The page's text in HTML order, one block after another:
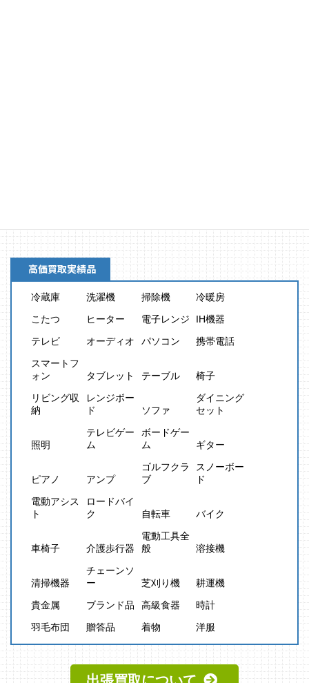
高価買取実績品
冷蔵庫 洗濯機 掃除機
冷暖房
こたつ
ヒーター 電子レンジ
IH機器
テレビ
オーディオ パソコン
携帯電話
スマートフ
ォン
タブレット テーブル
椅子
リビング収
納
レンジボー
ド
ソファ
ダイニング
セット
照明
テレビゲー
ム
ボードゲー
ム
ギター
ピアノ アンプ
ゴルフクラ
ブ
スノーボー
ド
電動アシス
ト
ロードバイ
ク
自転車 バイク
車椅子 介護歩行器
電動工具全
般
溶接機
清掃機器
チェーンソ
ー
芝刈り機
耕運機
貴金属
ブランド品 高級食器
時計
羽毛布団
贈答品 着物 洋服